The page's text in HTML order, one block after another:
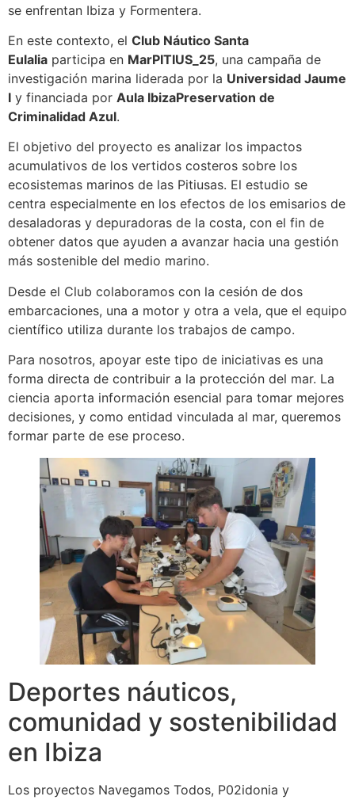
se enfrentan Ibiza y Formentera.
En este contexto, el Club Náutico Santa
Eulalia participa en MarPITIUS_25, una campaña de
investigación marina liderada por la Universidad Jaume
I y financiada por Aula IbizaPreservation de
Criminalidad Azul.
El objetivo del proyecto es analizar los impactos
acumulativos de los vertidos costeros sobre los
ecosistemas marinos de las Pitiusas. El estudio se
centra especialmente en los efectos de los emisarios de
desaladoras y depuradoras de la costa, con el fin de
obtener datos que ayuden a avanzar hacia una gestión
más sostenible del medio marino.
Desde el Club colaboramos con la cesión de dos
embarcaciones, una a motor y otra a vela, que el equipo
científico utiliza durante los trabajos de campo.
Para nosotros, apoyar este tipo de iniciativas es una
forma directa de contribuir a la protección del mar. La
ciencia aporta información esencial para tomar mejores
decisiones, y como entidad vinculada al mar, queremos
formar parte de ese proceso.
Deportes náuticos,
comunidad y sostenibilidad
en Ibiza
Los proyectos Navegamos Todos, P02idonia y